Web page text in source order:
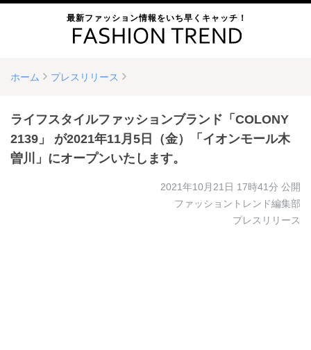
最新ファッション情報をいち早くキャッチ！
ホーム プレスリリース
ライフスタイルファッションブランド「COLONY
2139」 が2021年11月5日（金）「イオンモール木
曽川」にオープンいたします。
2021年10月21日 17時41分 公開
ファッショントレンド編集部
プレスリリース